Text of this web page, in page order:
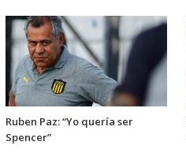
Ruben Paz: “Yo quería ser
Spencer”